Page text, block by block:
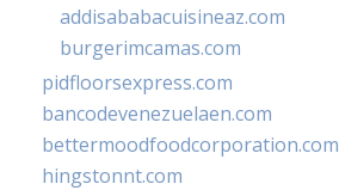
addisababacuisineaz.com
burgerimcamas.com
pidfloorsexpress.com
bancodevenezuelaen.com
bettermoodfoodcorporation.com
hingstonnt.com